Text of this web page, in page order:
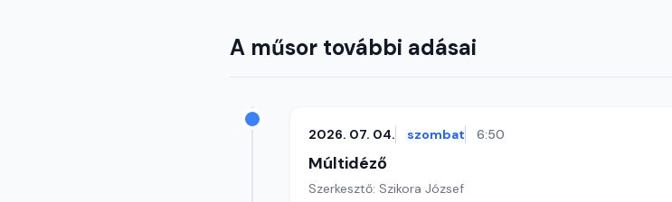
A műsor további adásai
2026. 07. 04. szombat 6:50
Múltidéző
Szerkesztő: Szikora József